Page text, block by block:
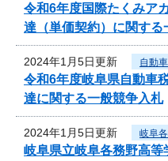
令和6年度国際たくみア
達（単価契約）に関する
2024年1月5日更新 自動
令和6年度岐阜県自動車
達に関する一般競争入札
2024年1月5日更新 岐阜
岐阜県立岐阜各務野高